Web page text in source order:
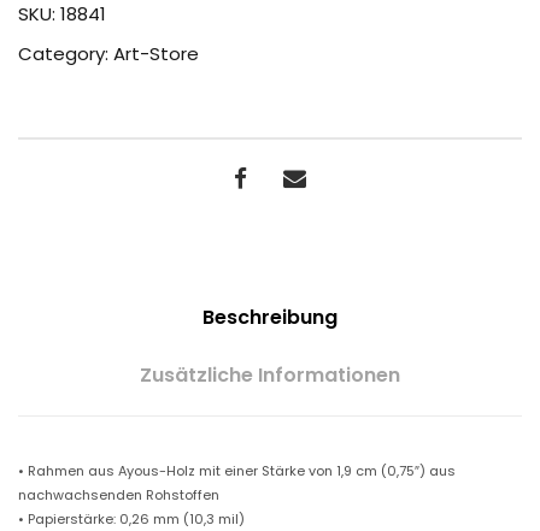
a
n
e
€
SKU: 18841
Category: Art-Store
Beschreibung
Zusätzliche Informationen
• Rahmen aus Ayous-Holz mit einer Stärke von 1,9 cm (0,75″) aus
nachwachsenden Rohstoffen
• Papierstärke: 0,26 mm (10,3 mil)